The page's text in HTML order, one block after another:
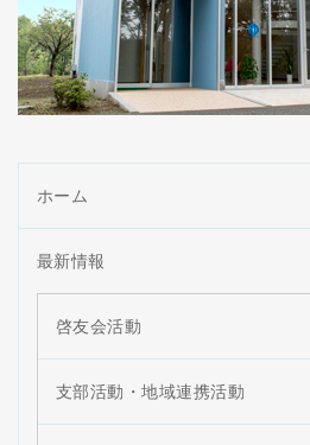
ホーム
最新情報
啓友会活動
支部活動・地域連携活動